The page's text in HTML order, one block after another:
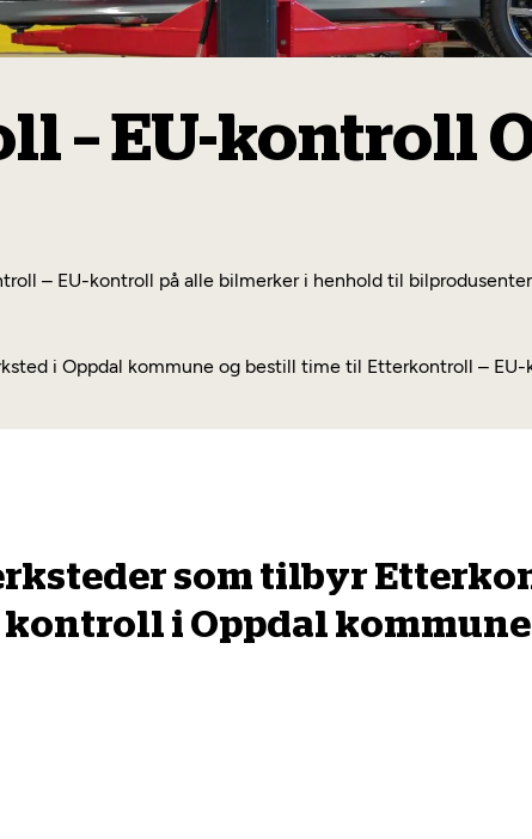
– EU-kontroll
– EU-kontroll på alle bilmerker i henhold til
i Oppdal kommune og bestill time til Etterkontroll – EU-
som tilbyr
kontroll i Oppdal kommune